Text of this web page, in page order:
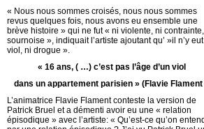
« Nous nous sommes croisés, nous nous sommes
revus quelques fois, nous avons eu ensemble une
brève histoire » qui ne fut « ni violente, ni
sournoise », indiquait l’artiste ajoutant qu’ »il n’y
viol, ni drogue ».
« 16 ans, ( …) c’est pas l’âge d’un viol
dans un appartement parisien » (Flavie Flament
L’animatrice Flavie Flament conteste la version de
Patrick Bruel et a démenti avoir eu une « relation
épisodique » avec l’artiste: « Qu’est-ce qu’on